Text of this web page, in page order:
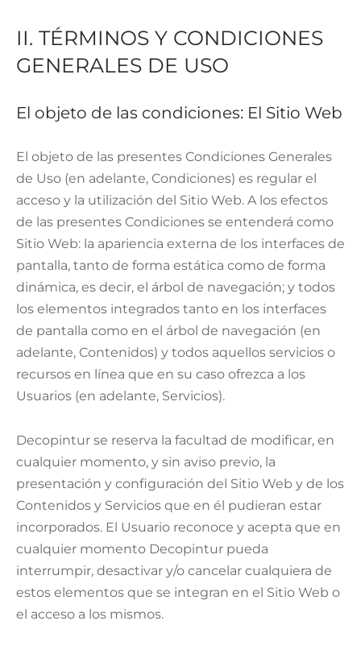
II. TÉRMINOS Y CONDICIONES
GENERALES DE USO
El objeto de las condiciones: El Sitio Web
El objeto de las presentes Condiciones Generales
de Uso (en adelante, Condiciones) es regular el
acceso y la utilización del Sitio Web. A los efectos
de las presentes Condiciones se entenderá como
Sitio Web: la apariencia externa de los interfaces de
pantalla, tanto de forma estática como de forma
dinámica, es decir, el árbol de navegación; y todos
los elementos integrados tanto en los interfaces
de pantalla como en el árbol de navegación (en
adelante, Contenidos) y todos aquellos servicios o
recursos en línea que en su caso ofrezca a los
Usuarios (en adelante, Servicios).
Decopintur se reserva la facultad de modificar, en
cualquier momento, y sin aviso previo, la
presentación y configuración del Sitio Web y de los
Contenidos y Servicios que en él pudieran estar
incorporados. El Usuario reconoce y acepta que en
cualquier momento Decopintur pueda
interrumpir, desactivar y/o cancelar cualquiera de
estos elementos que se integran en el Sitio Web o
el acceso a los mismos.